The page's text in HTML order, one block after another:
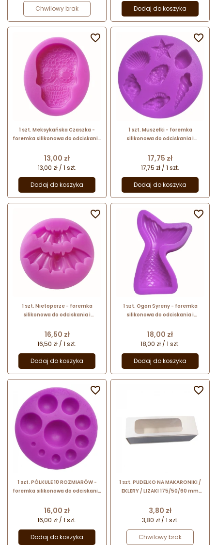
Chwilowy brak Dodaj do koszyka
1 szt. Meksykańska Czaszka -
foremka silikonowa do odciskania
szer. 6 cm
Cena
13,00 zł
13,00 zł / 1 szt.
Dodaj do koszyka

1 szt. Muszelki - foremka
silikonowa do odciskania i
Cena
17,75 zł
17,75 zł / 1 szt.
Dodaj do koszyka

1 szt. Nietoperze - foremka
silikonowa do odciskania i
Cena
16,50 zł
16,50 zł / 1 szt.
Dodaj do koszyka

1 szt. Ogon Syreny - foremka
silikonowa do odciskania i
szer. 6.5 cm
Cena
18,00 zł
18,00 zł / 1 szt.
Dodaj do koszyka

1 szt. PÓŁKULE 10 ROZMIARÓW -
foremka silikonowa do odciskania
Cena
16,00 zł
16,00 zł / 1 szt.
Dodaj do koszyka

1 szt. PUDEŁKO NA MAKARONIKI /
EKLERY / LIZAKI 175/50/60 mm
okienkiem
Cena
3,80 zł
3,80 zł / 1 szt.
Chwilowy brak
